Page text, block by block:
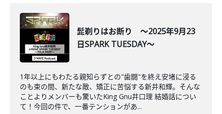
髭剃りはお断り ～2025年9月23
日SPARK TUESDAY～
1年以上にもわたる親知らずとの"歯闘"を終え安堵に浸る
のも束の間、新たな敵、矯正に苦悩する新井和輝。そんな
ことよりメンバーも驚いたKing Gnu井口理 結婚話につい
て！今回の件で、一番テンションがあ...